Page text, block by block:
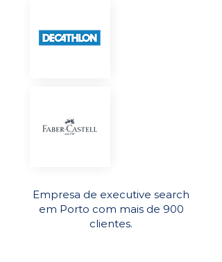
Empresa de executive search
em Porto com mais de 900
clientes.